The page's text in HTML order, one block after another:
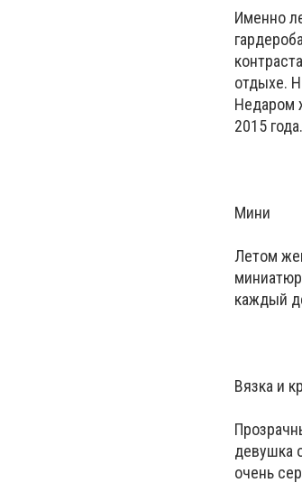
Именно
отдыхе.
Недаром
2015 года.
Мини
Летом
каждый
Вязка и
девушка
очень